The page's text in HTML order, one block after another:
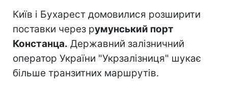
Київ і Бухарест домовилися розширити
поставки через румунський порт
Констанца. Державний залізничний
оператор України "Укрзалізниця" шукає
більше транзитних маршрутів.